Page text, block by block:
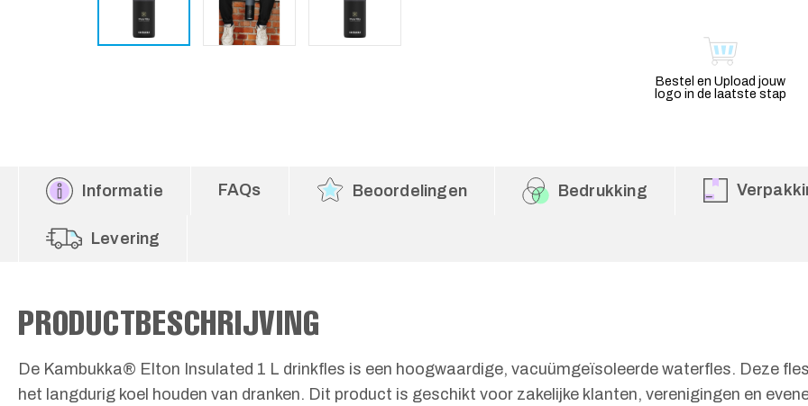
Bestel en Upload jouw
logo in de laatste stap
Informatie FAQs Beoordelingen Bedrukking
Levering
PRODUCTBESCHRIJVING
De Kambukka® Elton Insulated 1 L drinkfles is een hoogwaardige, vacuümgeïsoleerde waterfles. Deze
het langdurig koel houden van dranken. Dit product is geschikt voor zakelijke klanten, verenigingen en